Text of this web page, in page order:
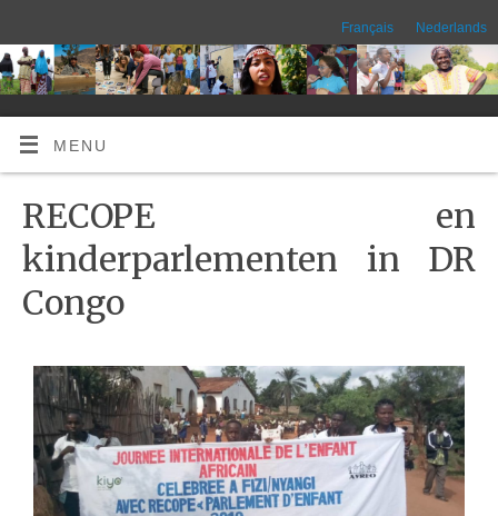
Français Nederlands
MENU
RECOPE en
kinderparlementen in DR
Congo